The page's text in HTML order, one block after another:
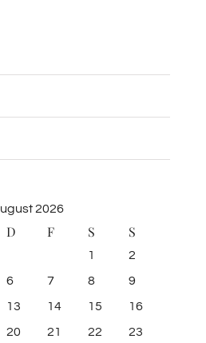
2026
D F S S
1
2
6 7 8
9
13 14 15
16
20 21 22
23